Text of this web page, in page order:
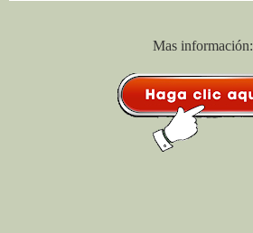
Mas información: